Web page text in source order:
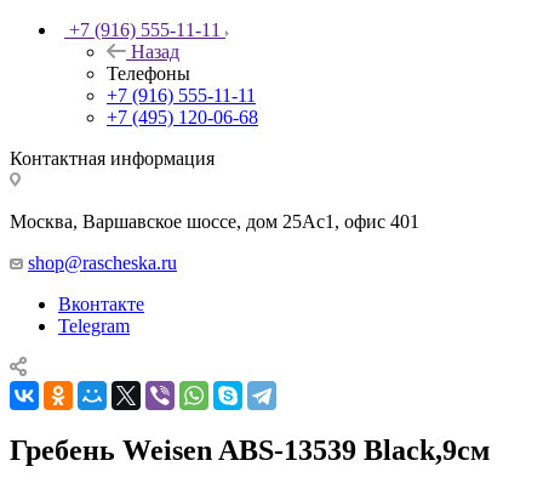
+7 (916) 555-11-11
Назад
Телефоны
+7 (916) 555-11-11
+7 (495) 120-06-68
Контактная информация
Москва, Варшавское шоссе, дом 25Аc1, офис 401
shop@rascheska.ru
Вконтакте
Telegram
Гребень Weisen ABS-13539 Black,9см